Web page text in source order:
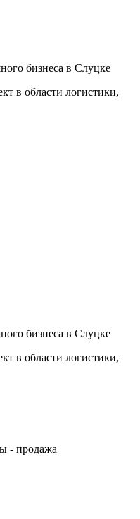
бизнеса в Слуцке
в области логистики,
бизнеса в Слуцке
в области логистики,
- продажа